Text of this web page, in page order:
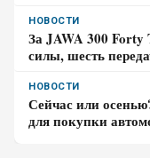
НОВОСТИ
За JAWA 300 Forty
силы, шесть
НОВОСТИ
Сейчас или
для покупки